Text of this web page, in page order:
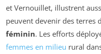
et Vernouillet, illustrent
peuvent devenir des terres
féminin. Les efforts
femmes en milieu rural